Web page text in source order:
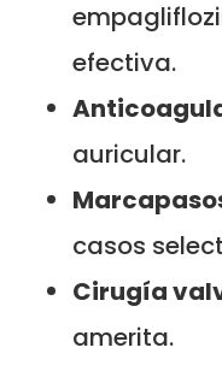
efectiva.
auricular.
casos
Cirugía
amerita.